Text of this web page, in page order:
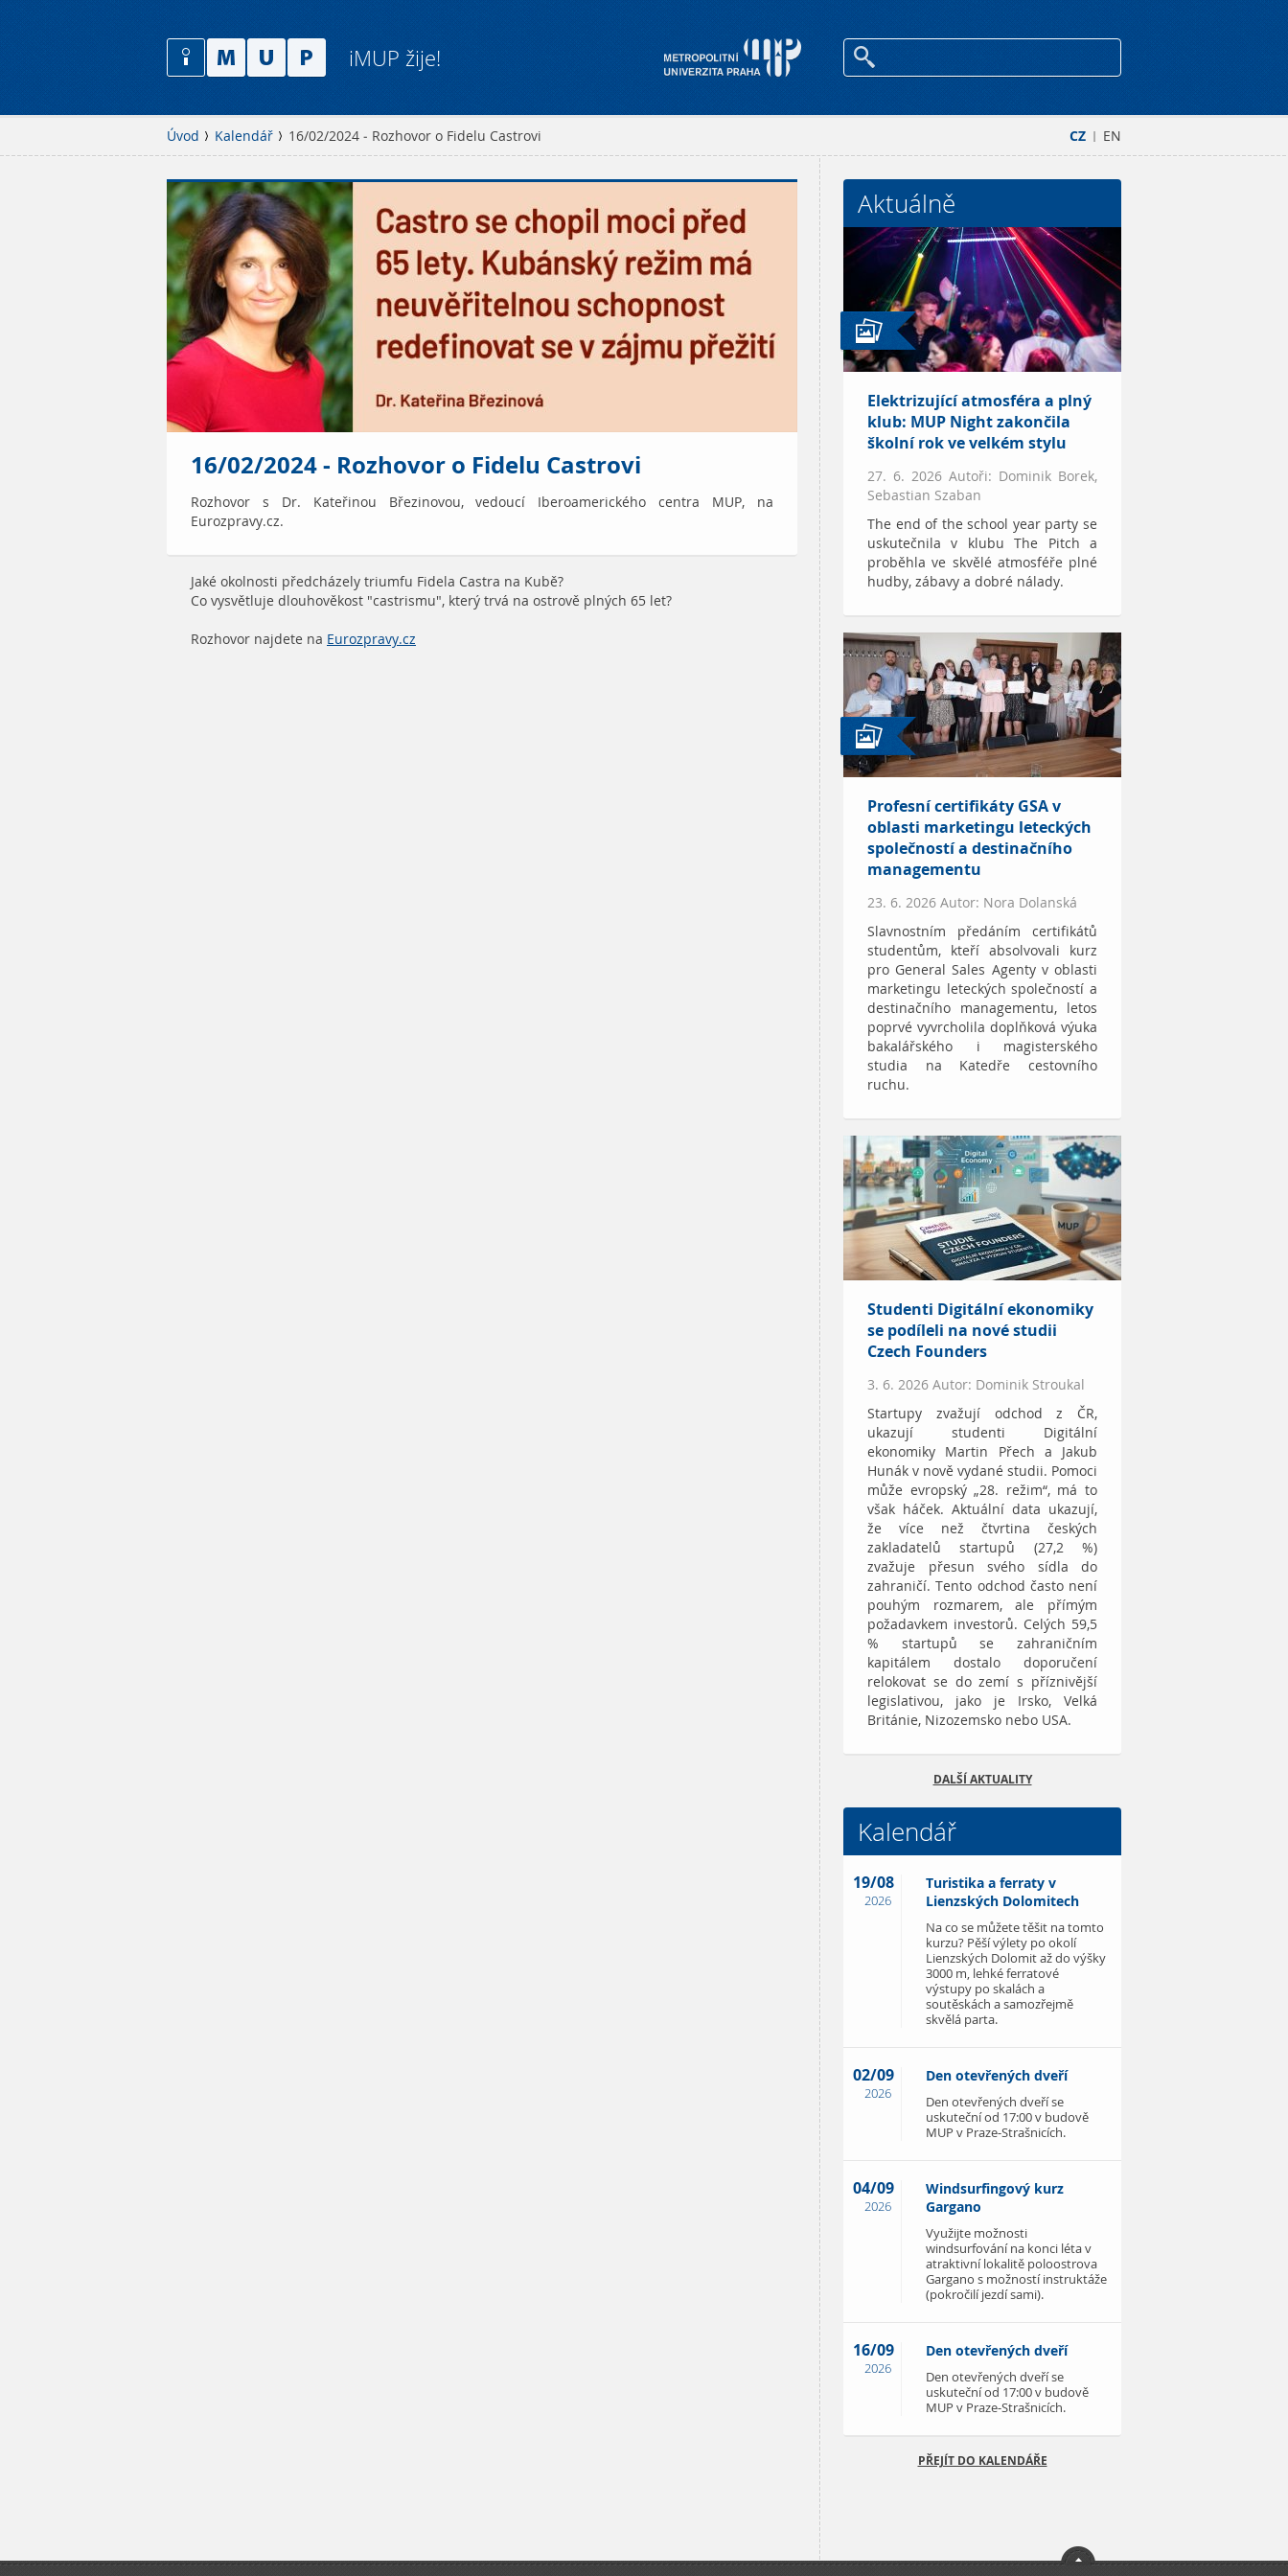
iMUP žije!
CZ | EN
Úvod Kalendář 16/02/2024 - Rozhovor o Fidelu Castrovi
16/02/2024 - Rozhovor o Fidelu Castrovi
Rozhovor s Dr. Kateřinou Březinovou, vedoucí Iberoamerického centra MUP, na
Eurozpravy.cz.
Jaké okolnosti předcházely triumfu Fidela Castra na Kubě?
Co vysvětluje dlouhověkost "castrismu", který trvá na ostrově plných 65 let?
Rozhovor najdete na Eurozpravy.cz
Aktuálně
Elektrizující atmosféra a plný
klub: MUP Night zakončila
školní rok ve velkém stylu
27. 6. 2026 Autoři: Dominik Borek,
Sebastian Szaban
The end of the school year party se
uskutečnila v klubu The Pitch a
proběhla ve skvělé atmosféře plné
hudby, zábavy a dobré nálady.
Profesní certifikáty GSA v
oblasti marketingu leteckých
společností a destinačního
managementu
23. 6. 2026 Autor: Nora Dolanská
Slavnostním předáním certifikátů
studentům, kteří absolvovali kurz
pro General Sales Agenty v oblasti
marketingu leteckých společností a
destinačního managementu, letos
poprvé vyvrcholila doplňková výuka
bakalářského i magisterského
studia na Katedře cestovního
ruchu.
Studenti Digitální ekonomiky
se podíleli na nové studii
Czech Founders
3. 6. 2026 Autor: Dominik Stroukal
Startupy zvažují odchod z ČR,
ukazují studenti Digitální
ekonomiky Martin Přech a Jakub
Hunák v nově vydané studii. Pomoci
může evropský „28. režim“, má to
však háček. Aktuální data ukazují,
že více než čtvrtina českých
zakladatelů startupů (27,2 %)
zvažuje přesun svého sídla do
zahraničí. Tento odchod často není
pouhým rozmarem, ale přímým
požadavkem investorů. Celých 59,5
% startupů se zahraničním
kapitálem dostalo doporučení
relokovat se do zemí s příznivější
legislativou, jako je Irsko, Velká
Británie, Nizozemsko nebo USA.
DALŠÍ AKTUALITY
Kalendář
19/08
2026
Turistika a ferraty v
Lienzských Dolomitech
Na co se můžete těšit na tomto
kurzu? Pěší výlety po okolí
Lienzských Dolomit až do výšky
3000 m, lehké ferratové
výstupy po skalách a
soutěskách a samozřejmě
skvělá parta.
02/09
2026
Den otevřených dveří
Den otevřených dveří se
uskuteční od 17:00 v budově
MUP v Praze-Strašnicích.
04/09
2026
Windsurfingový kurz
Gargano
Využijte možnosti
windsurfování na konci léta v
atraktivní lokalitě poloostrova
Gargano s možností instruktáže
(pokročilí jezdí sami).
16/09
2026
Den otevřených dveří
Den otevřených dveří se
uskuteční od 17:00 v budově
MUP v Praze-Strašnicích.
PŘEJÍT DO KALENDÁŘE